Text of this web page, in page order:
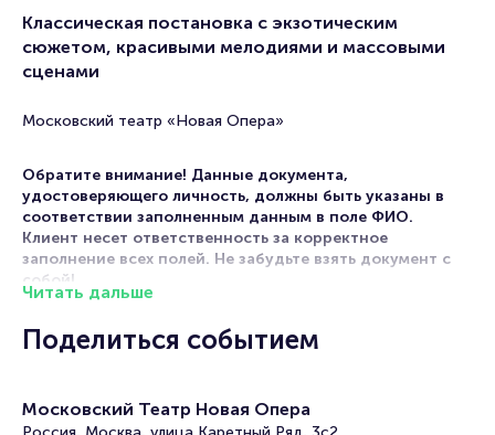
Классическая постановка с экзотическим
сюжетом, красивыми мелодиями и массовыми
сценами
Московский театр «Новая Опера»
Обратите внимание! Данные документа,
удостоверяющего личность, должны быть указаны в
соответствии заполненным данным в поле ФИО.
Клиент несет ответственность за корректное
заполнение всех полей. Не забудьте взять документ с
собой!
6 февраля 2027 года и 7 февраля 2027 года в Новой
официальном сайте осуществляется без посредников.
Зачастую это единственная возможность достать билет
Читать дальше
Поделиться событием
Московский Театр Новая Опера